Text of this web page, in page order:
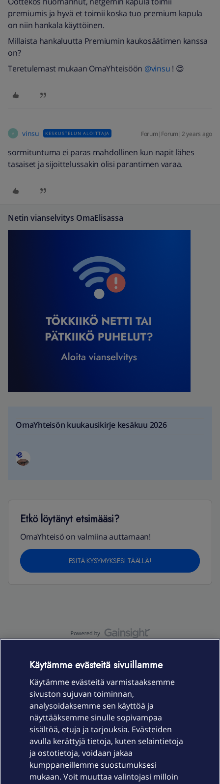
premiumis ja hyvä et toimii koska tuo premium kapula
on niin hankala käyttöinen.
Millaista hankaluutta Premiumin kaukosäätimen kanssa
on?
Teretulemast mukaan OmaYhteisöön @vinsu ! 😊
V vinsu KESKUSTELUN ALOITTAJA Forum|Forum|2 years ago
sormituntuma ei paras mahdollinen kun napit lähes
tasaiset ja sijoittelussakin olisi parantimen varaa.
Netin vianselvitys OmaElisassa
OmaYhteisön kuukausikirje kesäkuu 2026
Etkö löytänyt etsimääsi?
OmaYhteisö on valmiina auttamaan!
ESITÄ KYSYMYKSESI TÄÄLLÄ!
Laitteet & liittymät
Palvelut
Käytämme evästeitä sivuillamme
Käytämme evästeitä varmistaaksemme
sivuston sujuvan toiminnan,
analysoidaksemme sen käyttöä ja
näyttääksemme sinulle sopivampaa
sisältöä, etuja ja tarjouksia. Evästeiden
avulla kerättyjä tietoja, kuten selaintietoja
ja ostotietoja, voidaan jakaa
kumppaneillemme suostumuksesi
mukaan. Voit muuttaa valintojasi milloin